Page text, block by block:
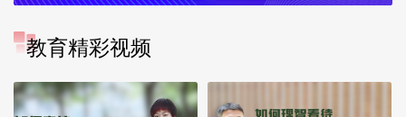
教育精彩视频